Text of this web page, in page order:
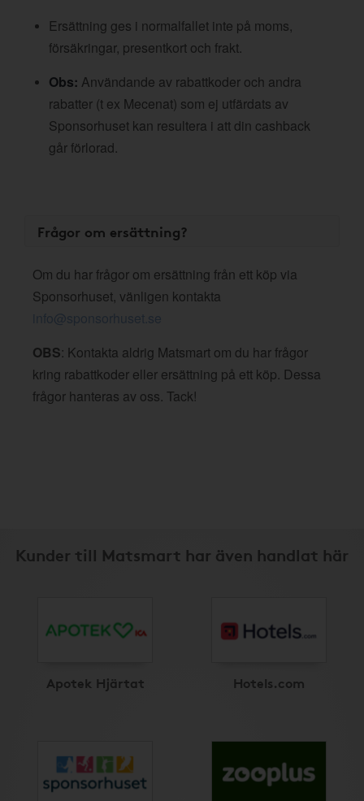
Ersättning ges i normalfallet inte på moms,
försäkringar, presentkort och frakt.
Obs: Användande av rabattkoder och andra
rabatter (t ex Mecenat) som ej utfärdats av
Sponsorhuset kan resultera i att din cashback
går förlorad.
Frågor om ersättning?
Om du har frågor om ersättning från ett köp via
Sponsorhuset, vänligen kontakta
info@sponsorhuset.se
OBS: Kontakta aldrig Matsmart om du har frågor
kring rabattkoder eller ersättning på ett köp. Dessa
frågor hanteras av oss. Tack!
Kunder till Matsmart har även handlat här
Apotek Hjärtat Hotels.com